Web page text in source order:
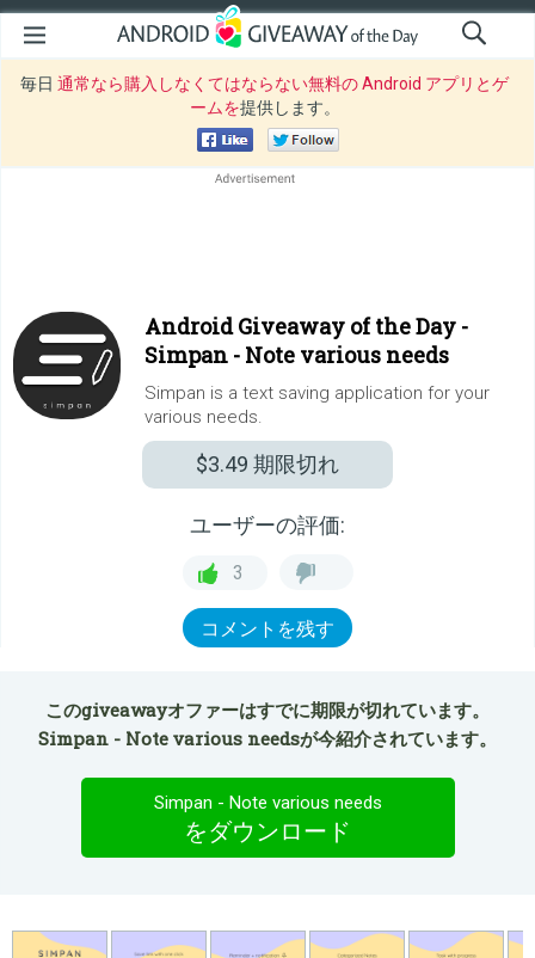
毎日 通常なら購入しなくてはならない無料の Android アプリとゲ
ームを提供します。
Android Giveaway of the Day -
Simpan - Note various needs
Simpan is a text saving application for your
various needs.
$3.49 期限切れ
ユーザーの評価:
3
コメントを残す
このgiveawayオファーはすでに期限が切れています。
Simpan - Note various needsが今紹介されています。
Simpan - Note various needs
をダウンロード